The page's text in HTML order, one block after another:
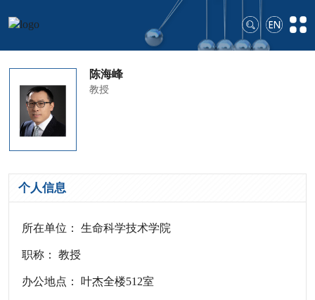
陈海峰
教授
个人信息
所在单位： 生命科学技术学院
职称： 教授
办公地点： 叶杰全楼512室